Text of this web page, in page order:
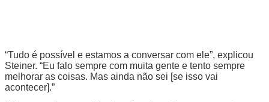
“Tudo é possível e estamos a conversar com ele”, explicou
Steiner. “Eu falo sempre com muita gente e tento sempre
melhorar as coisas. Mas ainda não sei [se isso vai
acontecer].”